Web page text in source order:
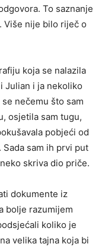
To saznanje
Više nije bilo riječ o
koja se nalazila
Julian i ja nekoliko
nečemu što sam
osjetila sam tugu,
pobjeći od
sam ih prvi put
skriva dio priče.
dokumente iz
bolje razumijem
koliko je
velika tajna koja bi